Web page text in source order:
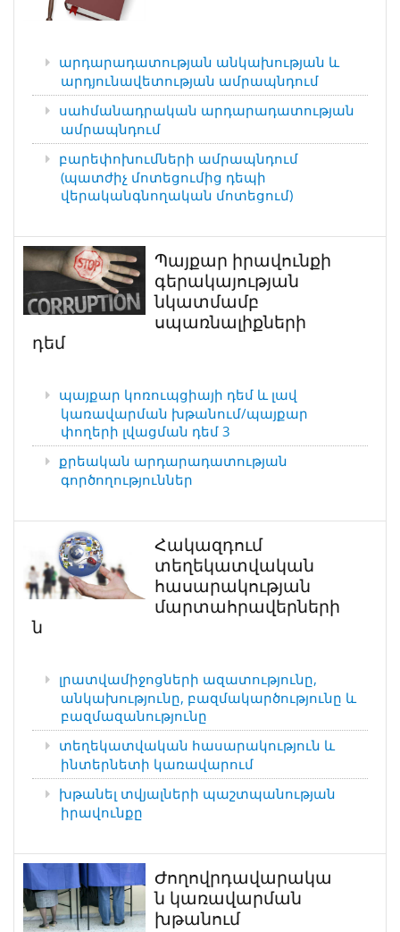
արդարադատության անկախության և
արդյունավետության ամրապնդում
սահմանադրական արդարադատության
ամրապնդում
բարեփոխումների ամրապնդում
(պատժիչ մոտեցումից դեպի
վերականգնողական մոտեցում)
Պայքար իրավունքի
գերակայության
նկատմամբ
սպառնալիքների
դեմ
պայքար կոռուպցիայի դեմ և լավ
կառավարման խթանում/պայքար
փողերի լվացման դեմ 3
քրեական արդարադատության
գործողություններ
Հակազդում
տեղեկատվական
հասարակության
մարտահրավերների
ն
լրատվամիջոցների ազատությունը,
անկախությունը, բազմակարծությունը և
բազմազանությունը
տեղեկատվական հասարակություն և
ինտերնետի կառավարում
խթանել տվյալների պաշտպանության
իրավունքը
Ժողովրդավարակա
ն կառավարման
խթանում